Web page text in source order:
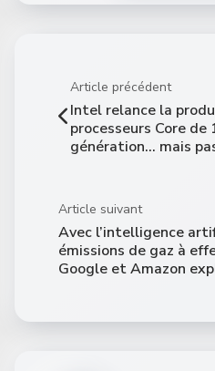
Article précédent
Intel relance la
processeurs Core
génération… mais
Article suivant
Avec l’intelligence
émissions de gaz à
Google et Amazon